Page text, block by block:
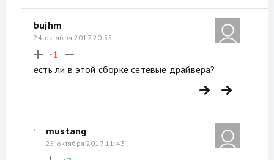
bujhm
24 октября 2017 20:55
-1
есть ли в этой сборке сетевые драйвера?
mustang
25 октября 2017 11:43